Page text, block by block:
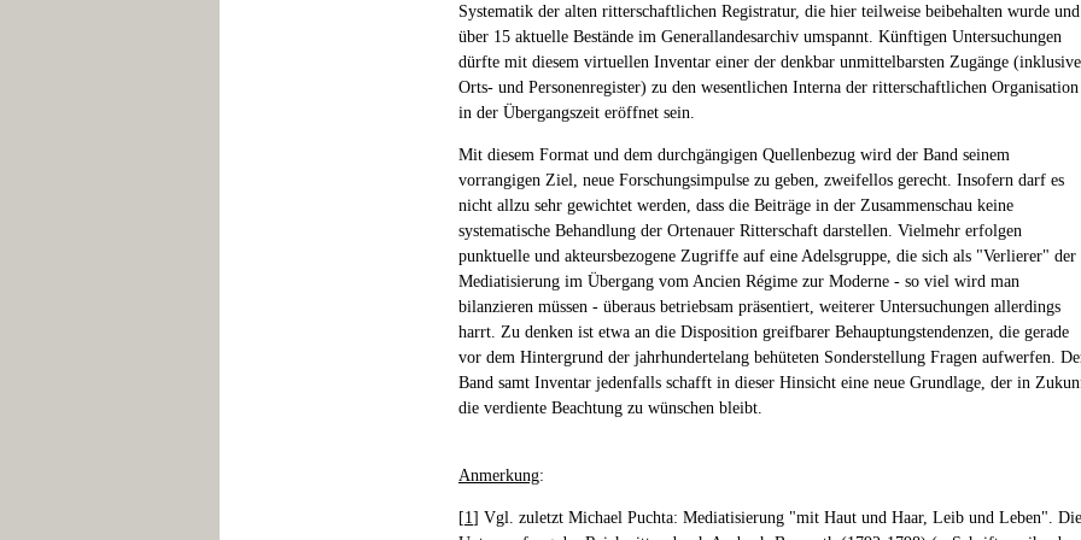
Systematik der alten ritterschaftlichen Registratur, die hier teilweise beibehalten wurde und
über 15 aktuelle Bestände im Generallandesarchiv umspannt. Künftigen Untersuchungen
dürfte mit diesem virtuellen Inventar einer der denkbar unmittelbarsten Zugänge (inklusive
Orts- und Personenregister) zu den wesentlichen Interna der ritterschaftlichen Organisation
in der Übergangszeit eröffnet sein.
Mit diesem Format und dem durchgängigen Quellenbezug wird der Band seinem
vorrangigen Ziel, neue Forschungsimpulse zu geben, zweifellos gerecht. Insofern darf es
nicht allzu sehr gewichtet werden, dass die Beiträge in der Zusammenschau keine
systematische Behandlung der Ortenauer Ritterschaft darstellen. Vielmehr erfolgen
punktuelle und akteursbezogene Zugriffe auf eine Adelsgruppe, die sich als "Verlierer" der
Mediatisierung im Übergang vom Ancien Régime zur Moderne - so viel wird man
bilanzieren müssen - überaus betriebsam präsentiert, weiterer Untersuchungen allerdings
harrt. Zu denken ist etwa an die Disposition greifbarer Behauptungstendenzen, die gerade
vor dem Hintergrund der jahrhundertelang behüteten Sonderstellung Fragen aufwerfen.
Band samt Inventar jedenfalls schafft in dieser Hinsicht eine neue Grundlage, der in
die verdiente Beachtung zu wünschen bleibt.
Anmerkung:
[1] Vgl. zuletzt Michael Puchta: Mediatisierung "mit Haut und Haar, Leib und Leben". Die